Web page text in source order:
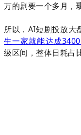
万的剧要一个多月，
所以，AI短剧投放大
生一家就能达成
级区间，整体日耗占